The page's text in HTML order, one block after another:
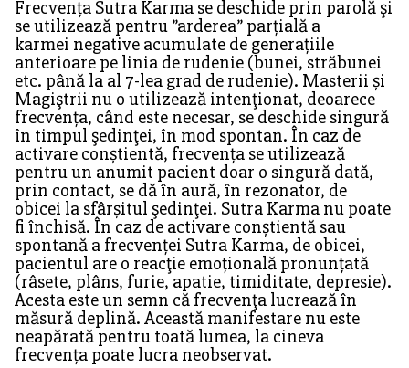
Frecvența Sutra Karma se deschide prin parolă şi
se utilizează pentru ”arderea” parțială a
karmei negative acumulate de generațiile
anterioare pe linia de rudenie (bunei, străbunei
etc. până la al 7-lea grad de rudenie). Masterii și
Magiştrii nu o utilizează intenţionat, deoarece
frecvența, când este necesar, se deschide singură
în timpul şedinţei, în mod spontan. În caz de
activare conștientă, frecvența se utilizează
pentru un anumit pacient doar o singură dată,
prin contact, se dă în aură, în rezonator, de
obicei la sfârșitul şedinţei. Sutra Karma nu poate
fi închisă. În caz de activare conștientă sau
spontană a frecvenței Sutra Karma, de obicei,
pacientul are o reacţie emoțională pronunțată
(râsete, plâns, furie, apatie, timiditate, depresie).
Acesta este un semn că frecvenţa lucrează în
măsură deplină. Această manifestare nu este
neapărată pentru toată lumea, la cineva
frecvența poate lucra neobservat.